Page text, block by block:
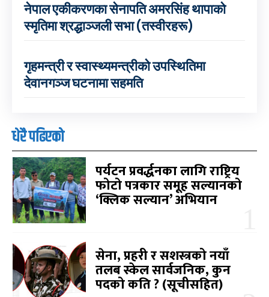
नेपाल एकीकरणका सेनापति अमरसिंह थापाको
स्मृतिमा श्रद्धाञ्जली सभा (तस्वीरहरू)
गृहमन्त्री र स्वास्थ्यमन्त्रीको उपस्थितिमा
देवानगञ्ज घटनामा सहमति
धेरै पढिएको
पर्यटन प्रवर्द्धनका लागि राष्ट्रिय
फोटो पत्रकार समूह सल्यानको
‘क्लिक सल्यान’ अभियान
सेना, प्रहरी र सशस्त्रको नयाँ
तलब स्केल सार्वजनिक, कुन
पदको कति ? (सूचीसहित)